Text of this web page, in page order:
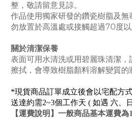
整，敬請留意見諒。
作品使用獨家研發的鑽瓷樹脂及
勿放置於高溫處或接觸超過70度以
關於清潔保養
表面可用水清洗或用碧麗珠清潔
擦拭，會導致樹脂顏料溶解變質的
*現貨商品訂單成立後會以宅配方
送達約需2~3個工作天 ( 如遇 六、
【運費說明 】一般商品基本運費